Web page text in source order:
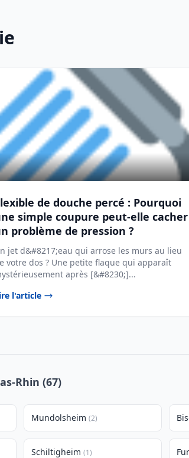
de douche percé : Pourquoi
simple coupure peut-elle cacher
problème de pression ?
jet d&#8217;eau qui arrose les murs au lieu
votre dos ? Une petite flaque qui apparaît
après [&#8230;]...
l'article
Rhin (67)
Mundolsheim (2)
Schiltigheim (1)